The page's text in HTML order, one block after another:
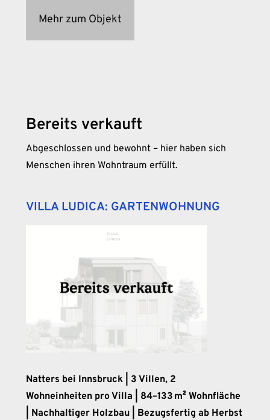
Mehr zum Objekt
Bereits verkauft
Abgeschlossen und bewohnt – hier haben sich
Menschen ihren Wohntraum erfüllt.
VILLA LUDICA: GARTENWOHNUNG
Natters bei Innsbruck | 3 Villen, 2
Wohneinheiten pro Villa | 84–133 m² Wohnfläche
| Nachhaltiger Holzbau | Bezugsfertig ab Herbst